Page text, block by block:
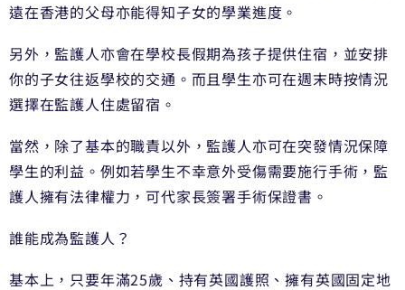
遠在香港的父母亦能得知子女的學業進度。
另外，監護人亦會在學校長假期為孩子提供住宿，並安排
你的子女往返學校的交通。而且學生亦可在週末時按情況
選擇在監護人住處留宿。
當然，除了基本的職責以外，監護人亦可在突發情況保障
學生的利益。例如若學生不幸意外受傷需要施行手術，監
護人擁有法律權力，可代家長簽署手術保證書。
誰能成為監護人？
基本上，只要年滿25歲、持有英國護照、擁有英國固定地